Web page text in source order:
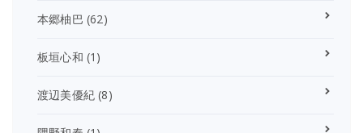
本郷柚巴 (62)
板垣心和 (1)
渡辺美優紀 (8)